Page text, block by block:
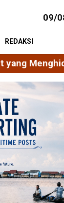
09/
REDAKSI
KKN-T